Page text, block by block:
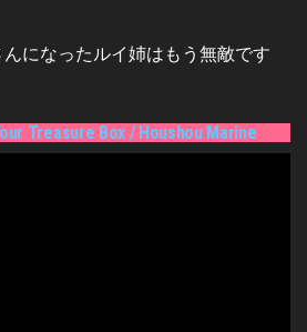
になったルイ姉はもう無敵です
Treasure Box / Houshou Marine